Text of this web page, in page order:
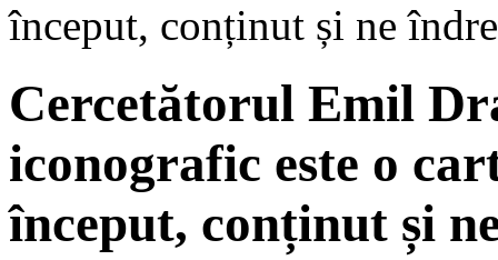
început, conținut și ne
Cercetătorul Emil
iconografic este o
început, conținut și